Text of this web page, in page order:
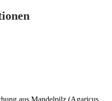
aus Mandelpilz (Agaricus